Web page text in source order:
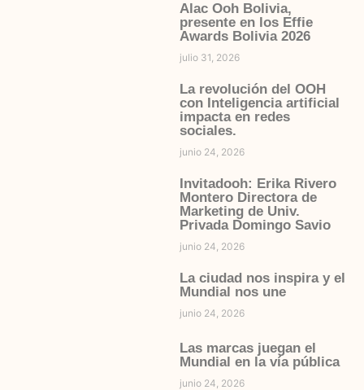
Alac Ooh Bolivia,
presente en los Effie
Awards Bolivia 2026
julio 31, 2026
La revolución del OOH
con Inteligencia artificial
impacta en redes
sociales.
junio 24, 2026
Invitadooh: Erika Rivero
Montero Directora de
Marketing de Univ.
Privada Domingo Savio
junio 24, 2026
La ciudad nos inspira y el
Mundial nos une
junio 24, 2026
Las marcas juegan el
Mundial en la vía pública
junio 24, 2026